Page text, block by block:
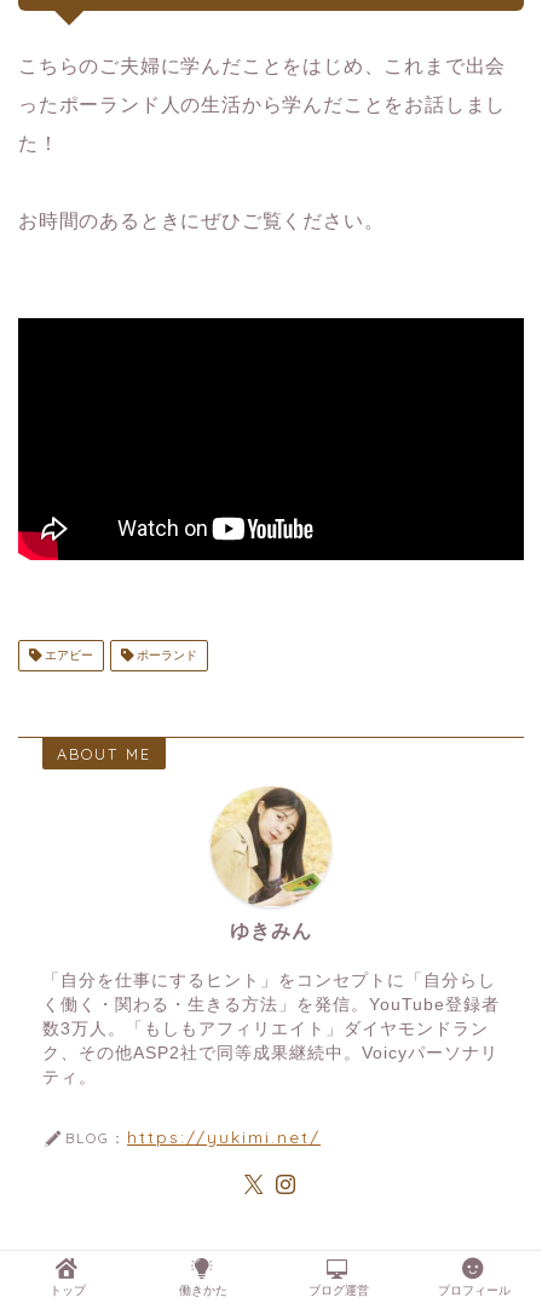
こちらのご夫婦に学んだことをはじめ、これまで出会
ったポーランド人の生活から学んだことをお話しまし
た！
お時間のあるときにぜひご覧ください。
エアビー ポーランド
ABOUT ME
ゆきみん
「自分を仕事にするヒント」をコンセプトに「自分らし
く働く・関わる・生きる方法」を発信。YouTube登録者
数3万人。「もしもアフィリエイト」ダイヤモンドラン
ク、その他ASP2社で同等成果継続中。Voicyパーソナリ
ティ。
BLOG： https://yukimi.net/
トップ 働きかた ブログ運営 プロフィール